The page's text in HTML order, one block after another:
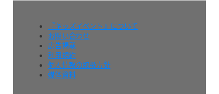
『キッズイベント』について
お問い合わせ
広告掲載
利用規約
個人情報の取扱方針
媒体資料